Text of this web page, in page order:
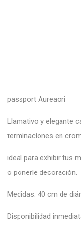
passport Aureaori
Llamativo y elegante
terminaciones en
ideal para exhibir tus
o ponerle decoración.
Medidas: 40 cm de
Disponibilidad